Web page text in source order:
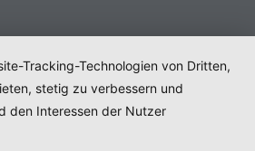
zum Pollenflug
Tracking-Technologien von Dritten,
stetig zu verbessern und
den Interessen der Nutzer